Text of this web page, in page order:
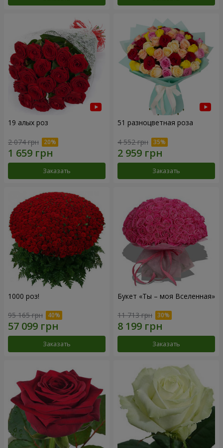
19 алых роз
2 074 грн
Заказать
51 разноцветная роза
4 552 грн
Заказать
1000 роз!
95 165 грн
Заказать
Букет «Ты – моя Вселенная»
11 713 грн
Заказать